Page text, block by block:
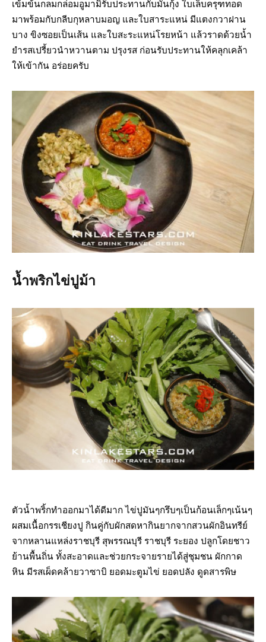
เข้มข้นกลมกล่อมอูมามิรับประทานกับมันกุ้ง ใบเล็บครุฑทอด
มาพร้อมกับกลีบกุหลาบมอญ และใบสาระแหน่ มีแตงกวาฝาน
บาง ขิงซอยเป็นเส้น และใบสะระแหน่โรยหน้า แล้วราดด้วยน้ำ
ยำรสเปรี้ยวนำหวานตาม ปรุงรส ก่อนรับประทานให้คลุกเคล้า
ให้เข้ากัน อร่อยครับ
น้ำพริกไข่ปูม้า
ตัวน้ำพริ้กทำออกมาได้ดีมาก ไข่ปูมันๆกรึบๆเป็นก้อนเล็กๆเน้นๆ
ผสมเนื้อกรรเชียงปู กินคู่กับผักสดหากินยากจากสวนผักอินทรีย์
จากหลานแหล่งราชบุรี สุพรรณบุรี ราชบุรี ระยอง ปลูกโดยชาว
ย้านพื้นถิ่น ทั้งสะอาดและช่วยกระจายรายได้สู่ชุมชน ผักกาด
หิน มีรสเผ็ดคล้ายวาซาบิ ยอดมะตูมไข่ ยอดปลัง ดูดสารพิษ